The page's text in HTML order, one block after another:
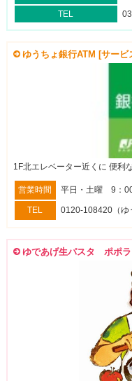
TEL
ゆうちょ銀行ATM [サー
1F北エレベーター近くに 便利
営業時間 平日・土曜 9：
TEL 0120-108420（ゆ
ゆであげ生パスタ ポポラ